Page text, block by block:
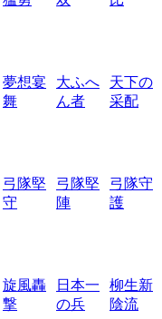
夢想宴
舞
大ふへ
ん者
天下の
采配
弓隊堅
守
弓隊堅
陣
弓隊守
護
旋風轟
撃
日本一
の兵
柳生新
陰流